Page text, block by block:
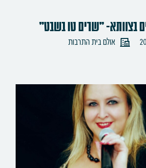
בצוותא- "שרים טו בשבט"
אולם בית התרבות